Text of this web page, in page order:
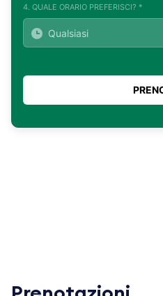
4. QUALE ORARIO PREFERISCI? *